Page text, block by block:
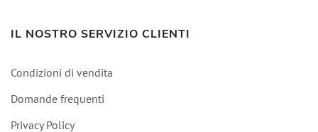
IL NOSTRO SERVIZIO CLIENTI
Condizioni di vendita
Domande frequenti
Privacy Policy